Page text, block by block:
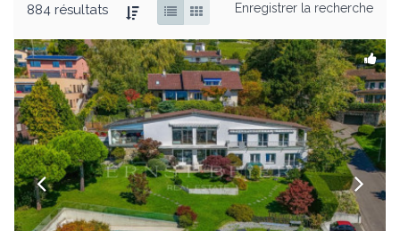
884 résultats Enregistrer la recherche